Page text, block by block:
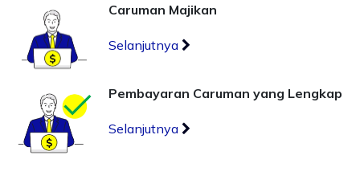
Caruman Majikan
Selanjutnya
Pembayaran Caruman yang Lengkap
Selanjutnya